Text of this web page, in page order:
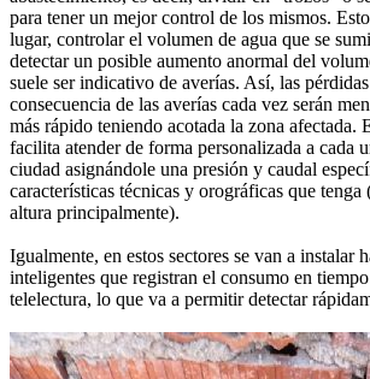
para tener un mejor control de los mismos.
lugar, controlar el volumen de agua que se
detectar un posible aumento anormal del
suele ser indicativo de averías. Así, las
consecuencia de las averías cada vez serán
más rápido teniendo acotada la zona afectada.
facilita atender de forma personalizada a cada
ciudad asignándole una presión y caudal
características técnicas y orográficas que
altura principalmente).
Igualmente, en estos sectores se van a instalar
inteligentes que registran el consumo en
telelectura, lo que va a permitir detectar